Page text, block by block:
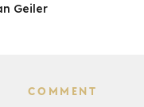
Geiler
COMMENT